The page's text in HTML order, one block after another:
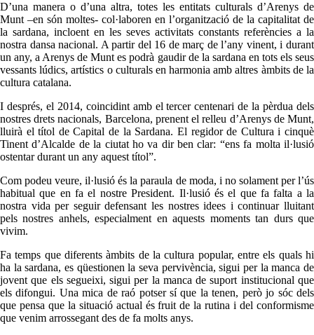
D’una manera o d’una altra, totes les entitats culturals d’Arenys de
Munt –en són moltes- col·laboren en l’organització de la capitalitat de
la sardana, incloent en les seves activitats constants referències a la
nostra dansa nacional. A partir del 16 de març de l’any vinent, i durant
un any, a Arenys de Munt es podrà gaudir de la sardana en tots els seus
vessants lúdics, artístics o culturals en harmonia amb altres àmbits de la
cultura catalana.
I després, el 2014, coincidint amb el tercer centenari de la pèrdua dels
nostres drets nacionals, Barcelona, prenent el relleu d’Arenys de Munt,
lluirà el títol de Capital de la Sardana. El regidor de Cultura i cinquè
Tinent d’Alcalde de la ciutat ho va dir ben clar: “ens fa molta il·lusió
ostentar durant un any aquest títol”.
Com podeu veure, il·lusió és la paraula de moda, i no solament per l’ús
habitual que en fa el nostre President. Il·lusió és el que fa falta a la
nostra vida per seguir defensant les nostres idees i continuar lluitant
pels nostres anhels, especialment en aquests moments tan durs que
vivim.
Fa temps que diferents àmbits de la cultura popular, entre els quals hi
ha la sardana, es qüestionen la seva pervivència, sigui per la manca de
jovent que els segueixi, sigui per la manca de suport institucional que
els difongui. Una mica de raó potser sí que la tenen, però jo sóc dels
que pensa que la situació actual és fruit de la rutina i del conformisme
que venim arrossegant des de fa molts anys.